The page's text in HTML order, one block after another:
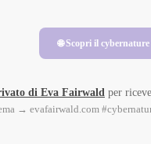
🌐 Scopri il cybernature
di Eva Fairwald per
→ evafairwald.com